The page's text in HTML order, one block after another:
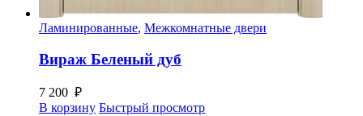
Ламинированные, Межкомнатные двери
Вираж Беленый дуб
7 200 ₽
В корзину Быстрый просмотр